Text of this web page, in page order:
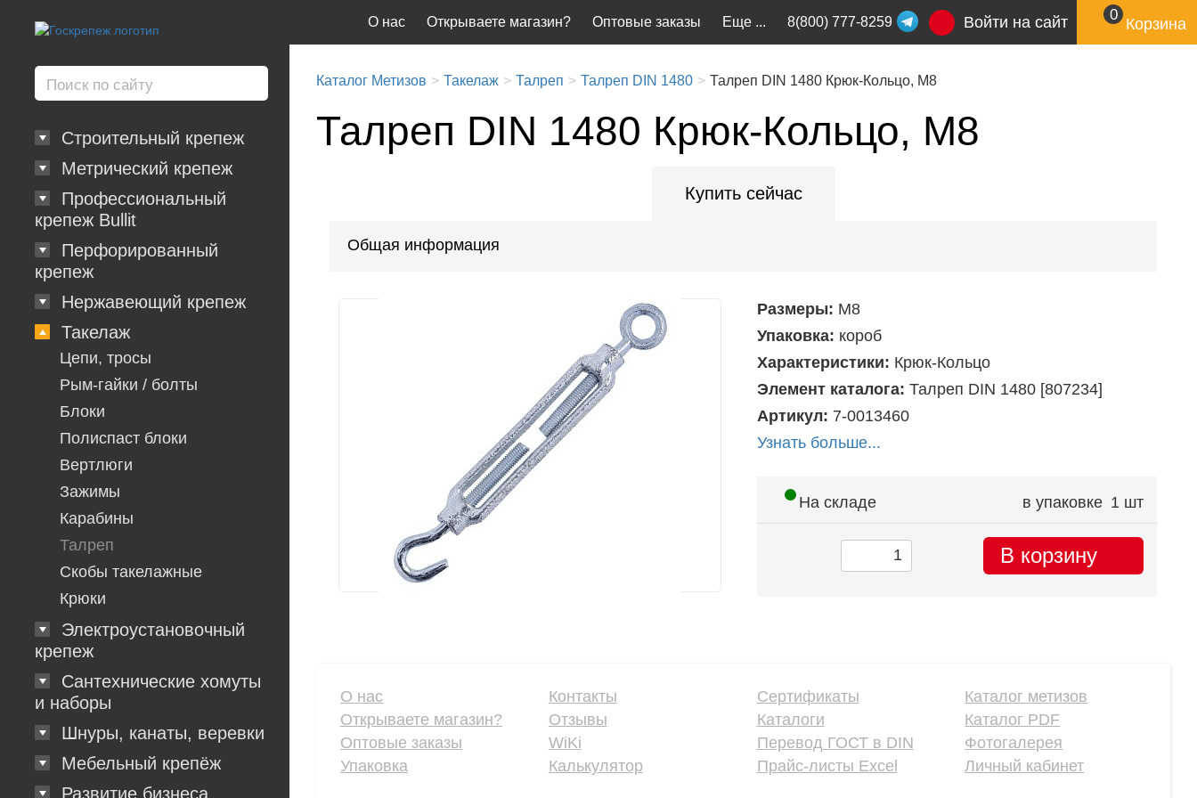
Строительный крепеж
Метрический крепеж
Профессиональный
крепеж Bullit
Перфорированный
крепеж
Нержавеющий крепеж
Такелаж
Цепи, тросы
Рым-гайки / болты
Блоки
Полиспаст блоки
Вертлюги
Зажимы
Карабины
Талреп
Скобы такелажные
Крюки
Электроустановочный
крепеж
Сантехнические хомуты
и наборы
Шнуры, канаты, веревки
Мебельный крепёж
Развитие бизнеса
Еще ...
О нас Открываете магазин? Оптовые заказы 8(800) 777-8259 Войти на сайт 0
Корзина
Каталог Метизов Такелаж Талреп Талреп DIN 1480 Талреп DIN 1480 Крюк-Кольцо, М8
Талреп DIN 1480 Крюк-Кольцо, М8
Купить сейчас
Общая информация
Размеры: М8
Упаковка: короб
Характеристики: Крюк-Кольцо
Элемент каталога: Талреп DIN 1480 [807234]
Артикул: 7-0013460
Узнать больше...
На складе в упаковке 1 шт
В корзину
О нас
Открываете магазин?
Оптовые заказы
Упаковка
Контакты
Отзывы
WiKi
Калькулятор
Сертификаты
Каталоги
Перевод ГОСТ в DIN
Прайс-листы Excel
Каталог метизов
Каталог PDF
Фотогалерея
Личный кабинет